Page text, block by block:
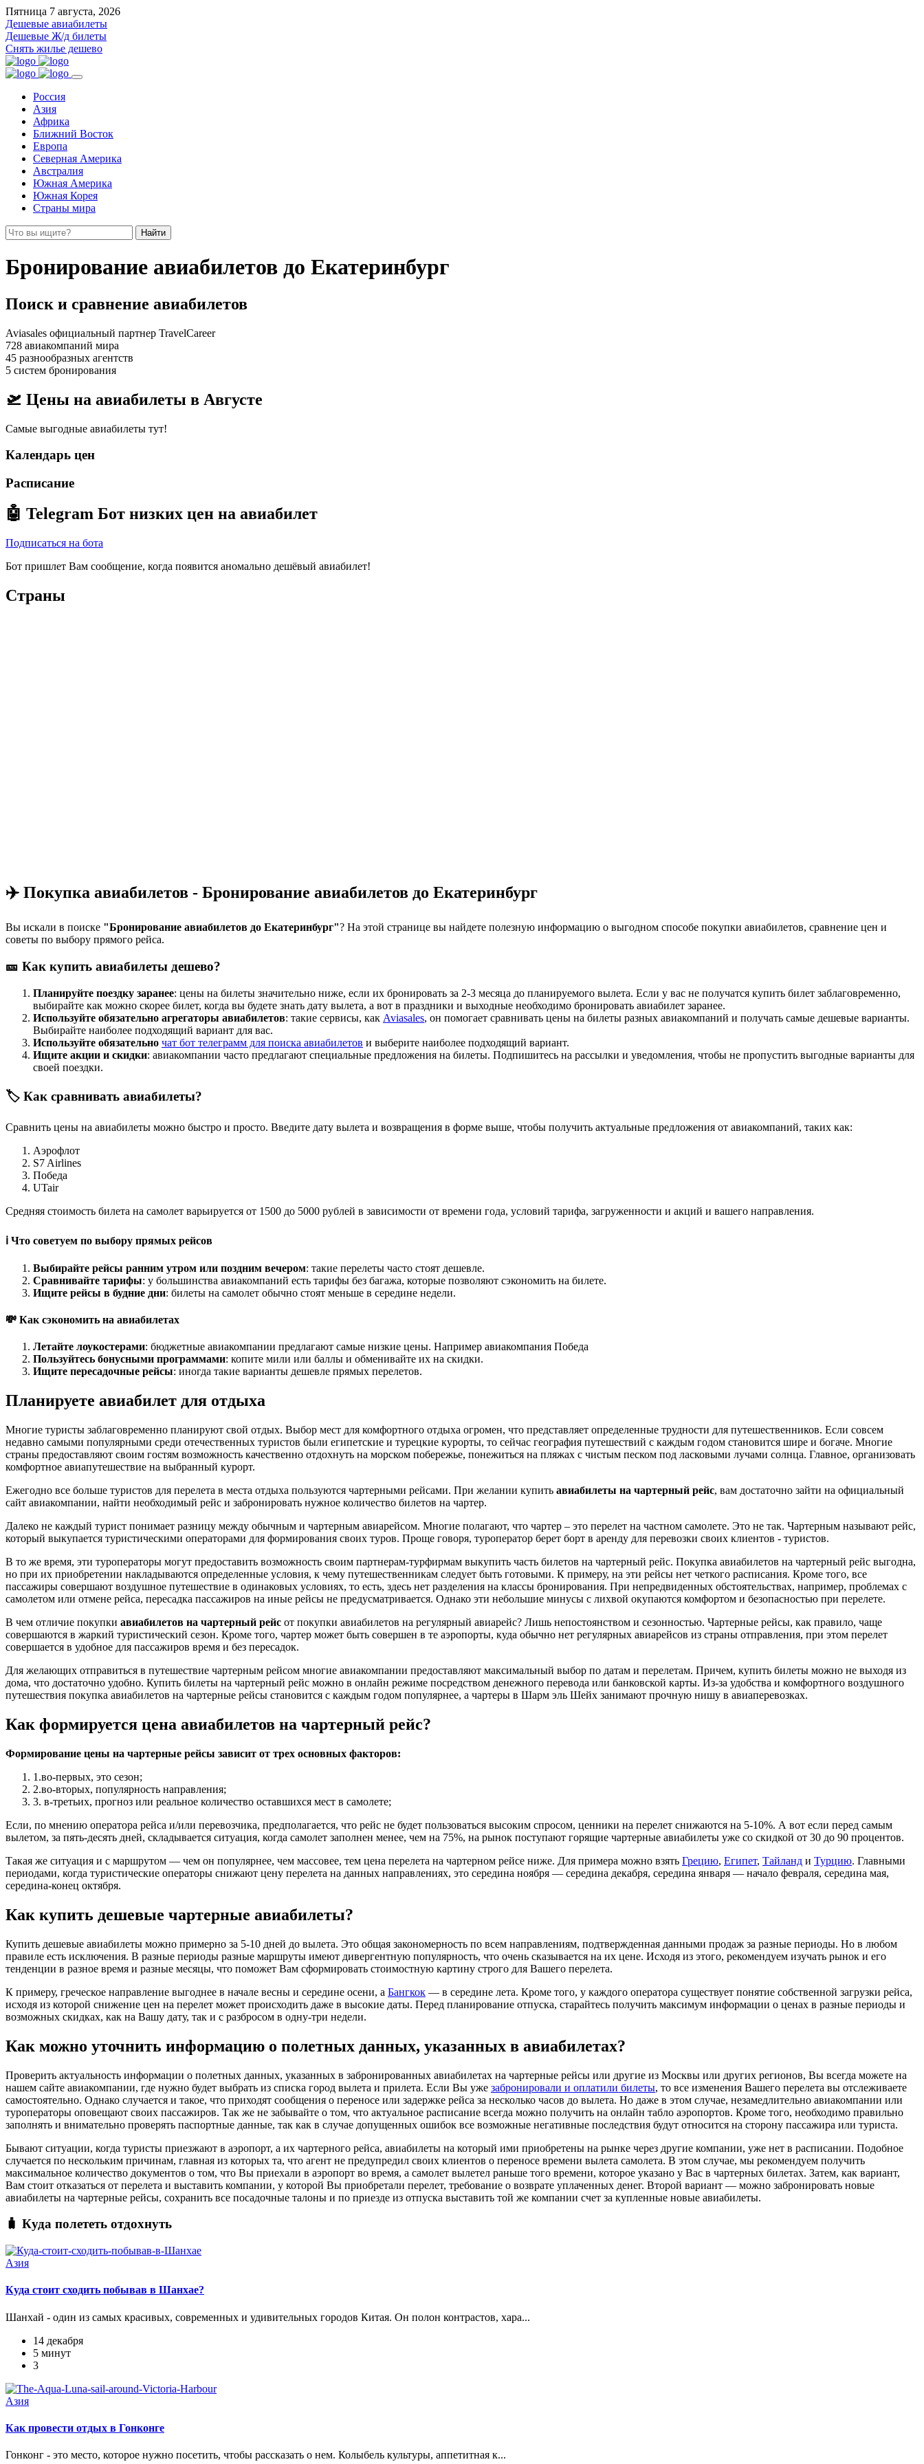
Пятница 7 августа, 2026
Дешевые авиабилеты
Дешевые Ж/д билеты
Снять жилье дешево
Россия
Азия
Африка
Ближний Восток
Европа
Северная Америка
Австралия
Южная Америка
Южная Корея
Страны мира
Найти
Бронирование авиабилетов до Екатеринбург
Поиск и сравнение авиабилетов
Aviasales официальный партнер TravelCareer
728 авиакомпаний мира
45 разнообразных агентств
5 систем бронирования
🛫 Цены на авиабилеты в Августе
Самые выгодные авиабилеты тут!
Календарь цен
Расписание
🤖 Telegram Бот низких цен на авиабилет
Подписаться на бота
Бот пришлет Вам сообщение, когда появится аномально дешёвый авиабилет!
Страны
✈️ Покупка авиабилетов - Бронирование авиабилетов до Екатеринбург
Вы искали в поиске "Бронирование авиабилетов до Екатеринбург"? На этой странице вы найдете полезную информацию о выгодном способе покупки авиабилетов, сравнение цен и
советы по выбору прямого рейса.
🎫 Как купить авиабилеты дешево?
Планируйте поездку заранее: цены на билеты значительно ниже, если их бронировать за 2-3 месяца до планируемого вылета. Если у вас не получатся купить билет заблаговременно,
выбирайте как можно скорее билет, когда вы будете знать дату вылета, а вот в праздники и выходные необходимо бронировать авиабилет заранее.
Используйте обязательно агрегаторы авиабилетов: такие сервисы, как Aviasales, он помогает сравнивать цены на билеты разных авиакомпаний и получать самые дешевые варианты.
Выбирайте наиболее подходящий вариант для вас.
Используйте обязательно чат бот телеграмм для поиска авиабилетов и выберите наиболее подходящий вариант.
Ищите акции и скидки: авиакомпании часто предлагают специальные предложения на билеты. Подпишитесь на рассылки и уведомления, чтобы не пропустить выгодные варианты для
своей поездки.
🏷️ Как сравнивать авиабилеты?
Сравнить цены на авиабилеты можно быстро и просто. Введите дату вылета и возвращения в форме выше, чтобы получить актуальные предложения от авиакомпаний, таких как:
Аэрофлот
S7 Airlines
Победа
UTair
Средняя стоимость билета на самолет варьируется от 1500 до 5000 рублей в зависимости от времени года, условий тарифа, загруженности и акций и вашего направления.
ℹ️ Что советуем по выбору прямых рейсов
Выбирайте рейсы ранним утром или поздним вечером: такие перелеты часто стоят дешевле.
Сравнивайте тарифы: у большинства авиакомпаний есть тарифы без багажа, которые позволяют сэкономить на билете.
Ищите рейсы в будние дни: билеты на самолет обычно стоят меньше в середине недели.
💸 Как сэкономить на авиабилетах
Летайте лоукостерами: бюджетные авиакомпании предлагают самые низкие цены. Например авиакомпания Победа
Пользуйтесь бонусными программами: копите мили или баллы и обменивайте их на скидки.
Ищите пересадочные рейсы: иногда такие варианты дешевле прямых перелетов.
Планируете авиабилет для отдыха
Многие туристы заблаговременно планируют свой отдых. Выбор мест для комфортного отдыха огромен, что представляет определенные трудности для путешественников. Если совсем
недавно самыми популярными среди отечественных туристов были египетские и турецкие курорты, то сейчас география путешествий с каждым годом становится шире и богаче. Многие
страны предоставляют своим гостям возможность качественно отдохнуть на морском побережье, понежиться на пляжах с чистым песком под ласковыми лучами солнца. Главное, организовать
комфортное авиапутешествие на выбранный курорт.
Ежегодно все больше туристов для перелета в места отдыха пользуются чартерными рейсами. При желании купить авиабилеты на чартерный рейс, вам достаточно зайти на официальный
сайт авиакомпании, найти необходимый рейс и забронировать нужное количество билетов на чартер.
Далеко не каждый турист понимает разницу между обычным и чартерным авиарейсом. Многие полагают, что чартер – это перелет на частном самолете. Это не так. Чартерным называют рейс,
который выкупается туристическими операторами для формирования своих туров. Проще говоря, туроператор берет борт в аренду для перевозки своих клиентов - туристов.
В то же время, эти туроператоры могут предоставить возможность своим партнерам-турфирмам выкупить часть билетов на чартерный рейс. Покупка авиабилетов на чартерный рейс выгодна,
но при их приобретении накладываются определенные условия, к чему путешественникам следует быть готовыми. К примеру, на эти рейсы нет четкого расписания. Кроме того, все
пассажиры совершают воздушное путешествие в одинаковых условиях, то есть, здесь нет разделения на классы бронирования. При непредвиденных обстоятельствах, например, проблемах с
самолетом или отмене рейса, пересадка пассажиров на иные рейсы не предусматривается. Однако эти небольшие минусы с лихвой окупаются комфортом и безопасностью при перелете.
В чем отличие покупки авиабилетов на чартерный рейс от покупки авиабилетов на регулярный авиарейс? Лишь непостоянством и сезонностью. Чартерные рейсы, как правило, чаще
совершаются в жаркий туристический сезон. Кроме того, чартер может быть совершен в те аэропорты, куда обычно нет регулярных авиарейсов из страны отправления, при этом перелет
совершается в удобное для пассажиров время и без пересадок.
Для желающих отправиться в путешествие чартерным рейсом многие авиакомпании предоставляют максимальный выбор по датам и перелетам. Причем, купить билеты можно не выходя из
дома, что достаточно удобно. Купить билеты на чартерный рейс можно в онлайн режиме посредством денежного перевода или банковской карты. Из-за удобства и комфортного воздушного
путешествия покупка авиабилетов на чартерные рейсы становится с каждым годом популярнее, а чартеры в Шарм эль Шейх занимают прочную нишу в авиаперевозках.
Как формируется цена авиабилетов на чартерный рейс?
Формирование цены на чартерные рейсы зависит от трех основных факторов:
1.во-первых, это сезон;
2.во-вторых, популярность направления;
3. в-третьих, прогноз или реальное количество оставшихся мест в самолете;
Если, по мнению оператора рейса и/или перевозчика, предполагается, что рейс не будет пользоваться высоким спросом, ценники на перелет снижаются на 5-10%. А вот если перед самым
вылетом, за пять-десять дней, складывается ситуация, когда самолет заполнен менее, чем на 75%, на рынок поступают горящие чартерные авиабилеты уже со скидкой от 30 до 90 процентов.
Такая же ситуация и с маршрутом — чем он популярнее, чем массовее, тем цена перелета на чартерном рейсе ниже. Для примера можно взять Грецию, Египет, Тайланд и Турцию. Главными
периодами, когда туристические операторы снижают цену перелета на данных направлениях, это середина ноября — середина декабря, середина января — начало февраля, середина мая,
середина-конец октября.
Как купить дешевые чартерные авиабилеты?
Купить дешевые авиабилеты можно примерно за 5-10 дней до вылета. Это общая закономерность по всем направлениям, подтвержденная данными продаж за разные периоды. Но в любом
правиле есть исключения. В разные периоды разные маршруты имеют дивергентную популярность, что очень сказывается на их цене. Исходя из этого, рекомендуем изучать рынок и его
тенденции в разное время и разные месяцы, что поможет Вам сформировать стоимостную картину строго для Вашего перелета.
К примеру, греческое направление выгоднее в начале весны и середине осени, а Бангкок — в середине лета. Кроме того, у каждого оператора существует понятие собственной загрузки рейса,
исходя из которой снижение цен на перелет может происходить даже в высокие даты. Перед планирование отпуска, старайтесь получить максимум информации о ценах в разные периоды и
возможных скидках, как на Вашу дату, так и с разбросом в одну-три недели.
Как можно уточнить информацию о полетных данных, указанных в авиабилетах?
Проверить актуальность информации о полетных данных, указанных в забронированных авиабилетах на чартерные рейсы или другие из Москвы или других регионов, Вы всегда можете на
нашем сайте авиакомпании, где нужно будет выбрать из списка город вылета и прилета. Если Вы уже забронировали и оплатили билеты, то все изменения Вашего перелета вы отслеживаете
самостоятельно. Однако случается и такое, что приходят сообщения о переносе или задержке рейса за несколько часов до вылета. Но даже в этом случае, незамедлительно авиакомпании или
туроператоры оповещают своих пассажиров. Так же не забывайте о том, что актуальное расписание всегда можно получить на онлайн табло аэропортов. Кроме того, необходимо правильно
заполнять и внимательно проверять паспортные данные, так как в случае допущенных ошибок все возможные негативные последствия будут относится на сторону пассажира или туриста.
Бывают ситуации, когда туристы приезжают в аэропорт, а их чартерного рейса, авиабилеты на который ими приобретены на рынке через другие компании, уже нет в расписании. Подобное
случается по нескольким причинам, главная из которых та, что агент не предупредил своих клиентов о переносе времени вылета самолета. В этом случае, мы рекомендуем получить
максимальное количество документов о том, что Вы приехали в аэропорт во время, а самолет вылетел раньше того времени, которое указано у Вас в чартерных билетах. Затем, как вариант,
Вам стоит отказаться от перелета и выставить компании, у которой Вы приобретали перелет, требование о возврате уплаченных денег. Второй вариант — можно забронировать новые
авиабилеты на чартерные рейсы, сохранить все посадочные талоны и по приезде из отпуска выставить той же компании счет за купленные новые авиабилеты.
🧳 Куда полететь отдохнуть
Азия
Куда стоит сходить побывав в Шанхае?
Шанхай - один из самых красивых, современных и удивительных городов Китая. Он полон контрастов, хара...
14 декабря
5 минут
3
Азия
Как провести отдых в Гонконге
Гонконг - это место, которое нужно посетить, чтобы рассказать о нем. Колыбель культуры, аппетитная к...